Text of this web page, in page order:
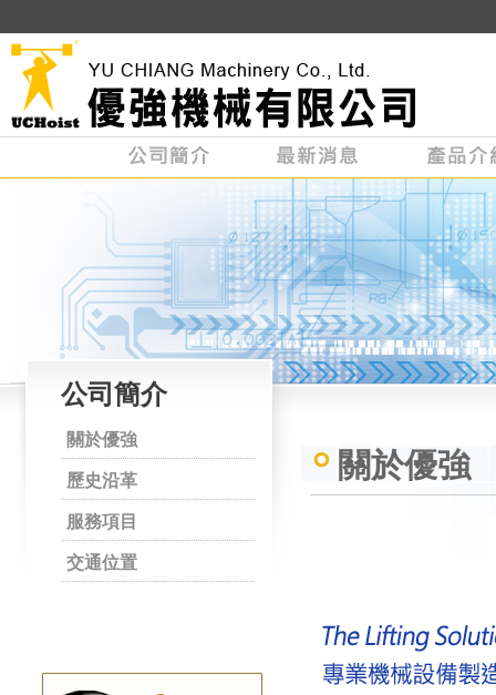
公司簡介
關於優強
歷史沿革
服務項目
交通位置
關於優強